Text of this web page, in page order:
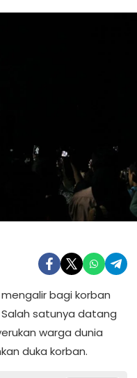
bagi korban
satunya datang
warga dunia
duka korban.